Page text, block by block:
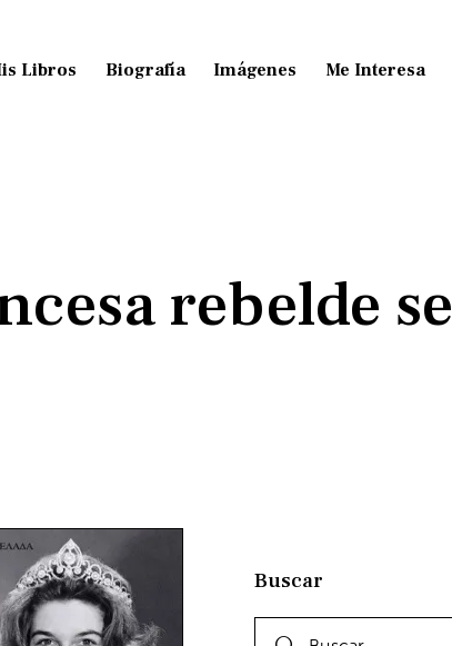
Libros Biografía Imágenes Me Interesa
rebelde se
Buscar